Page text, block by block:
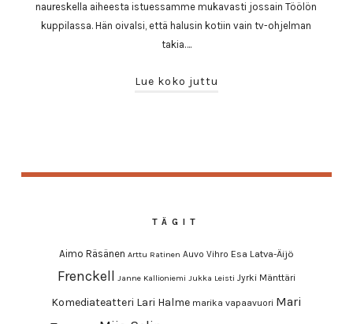
naureskella aiheesta istuessamme mukavasti jossain Töölön
kuppilassa. Hän oivalsi, että halusin kotiin vain tv-ohjelman
takia….
Lue koko juttu
TÄGIT
Aimo Räsänen Arttu Ratinen Auvo Vihro Esa Latva-Äijö
Frenckell Janne Kallioniemi Jukka Leisti Jyrki Mänttäri
Komediateatteri Lari Halme marika vapaavuori Mari